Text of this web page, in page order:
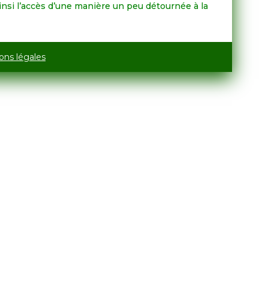
l’accès d’une manière un peu détournée à la
légales